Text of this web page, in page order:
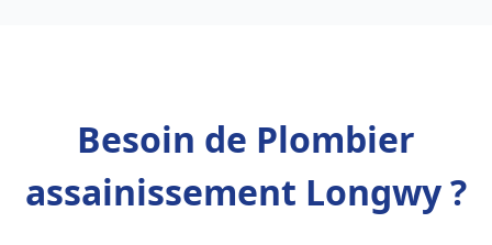
Besoin de Plombier
assainissement Longwy ?